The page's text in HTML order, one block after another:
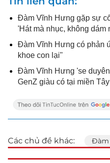
Đàm Vĩnh Hưng gặp sự
'Hát mà nhục, không dám
Đàm Vĩnh Hưng có phản
khoe con lại"
Đàm Vĩnh Hưng 'se
GenZ giàu có tại miền Tây
Các chủ đề khác: Đàm